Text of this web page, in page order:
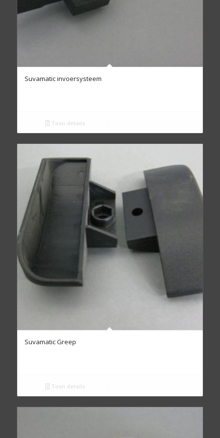
Suvamatic invoersysteem
Toon details
Suvamatic Greep
Toon details